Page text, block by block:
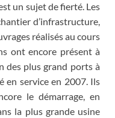
un sujet de fierté. Les
d’infrastructure,
réalisés au cours
ont encore présent à
des plus grand ports à
en service en 2007. Ils
le démarrage, en
la plus grande usine